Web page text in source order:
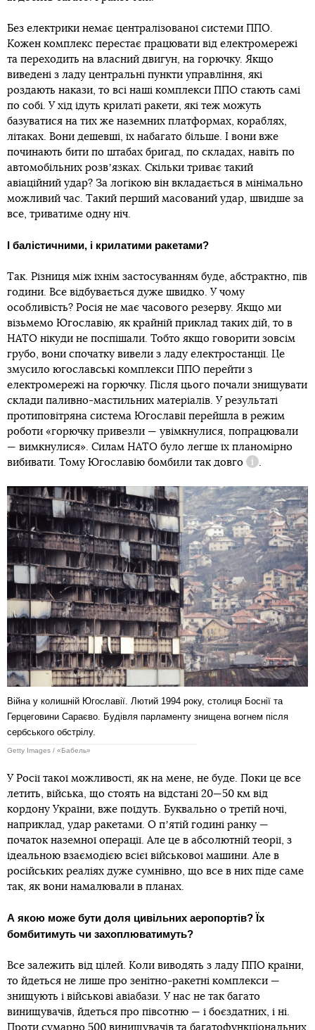
Без електрики немає централізованої системи ППО.
Кожен комплекс перестає працювати від електромережі
та переходить на власний двигун, на горючку. Якщо
виведені з ладу центральні пункти управління, які
роздають накази, то всі наші комплекси ППО стають самі
по собі. У хід ідуть крилаті ракети, які теж можуть
базуватися на тих же наземних платформах, кораблях,
літаках. Вони дешевші, їх набагато більше. І вони вже
починають бити по штабах бригад, по складах, навіть по
автомобільних розвʼязках. Скільки триває такий
авіаційний удар? За логікою він вкладається в мінімально
можливий час. Такий перший масований удар, швидше за
все, триватиме одну ніч.
І балістичними, і крилатими ракетами?
Так. Різниця між їхнім застосуванням буде, абстрактно, пів
години. Все відбувається дуже швидко. У чому
особливість? Росія не має часового резерву. Якщо ми
візьмемо Югославію, як крайній приклад таких дій, то в
НАТО нікуди не поспішали. Тобто якщо говорити зовсім
грубо, вони спочатку вивели з ладу електростанції. Це
змусило югославські комплекси ППО перейти з
електромережі на горючку. Після цього почали знищувати
склади паливно-мастильних матеріалів. У результаті
протиповітряна система Югославії перейшла в режим
роботи «горючку привезли — увімкнулися, попрацювали
— вимкнулися». Силам НАТО було легше їх планомірно
вибивати. Тому Югославію бомбили так довго
Довідка
Війна у колишній Югославії. Лютий 1994 року, столиця Боснії та
Герцеговини Сараєво. Будівля парламенту знищена вогнем після
сербського обстрілу.
Getty Images / «Бабель»
У Росії такої можливості, як на мене, не буде. Поки це все
летить, війська, що стоять на відстані 20—50 км від
кордону України, вже поїдуть. Буквально о третій ночі,
наприклад, удар ракетами. О пʼятій годині ранку —
початок наземної операції. Але це в абсолютній теорії, з
ідеальною взаємодією всієї військової машини. Але в
російських реаліях дуже сумнівно, що все в них піде саме
так, як вони намалювали в планах.
А якою може бути доля цивільних аеропортів? Їх
бомбитимуть чи захоплюватимуть?
Все залежить від цілей. Коли виводять з ладу ППО країни,
то йдеться не лише про зенітно-ракетні комплекси —
знищують і військові авіабази. У нас не так багато
винищувачів, йдеться про півсотню — і боєздатних, і ні.
Проти сумарно 500 винищувачів та багатофункціональних